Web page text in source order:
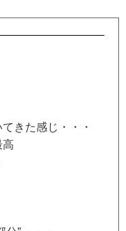
きた感じ・・・
高